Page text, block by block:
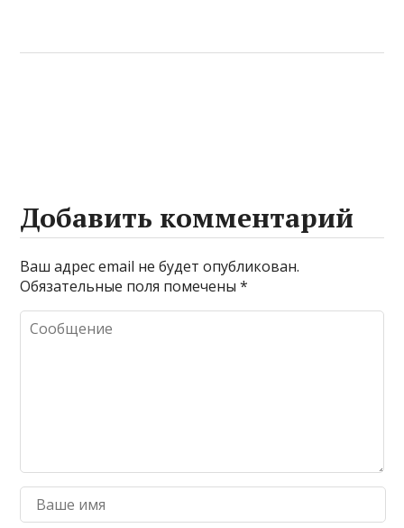
Добавить комментарий
Ваш адрес email не будет опубликован.
Обязательные поля помечены*